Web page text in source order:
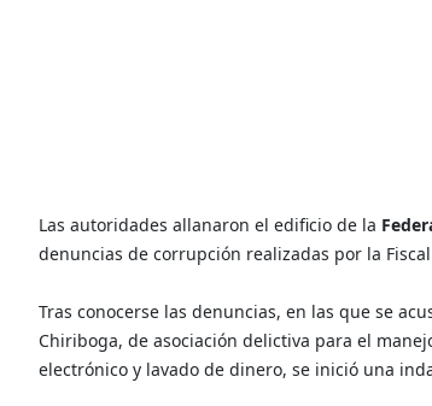
Las autoridades allanaron el edificio de la
denuncias de corrupción realizadas por la
Tras conocerse las denuncias, en las que se
Chiriboga, de asociación delictiva para el
electrónico y lavado de dinero, se inició una